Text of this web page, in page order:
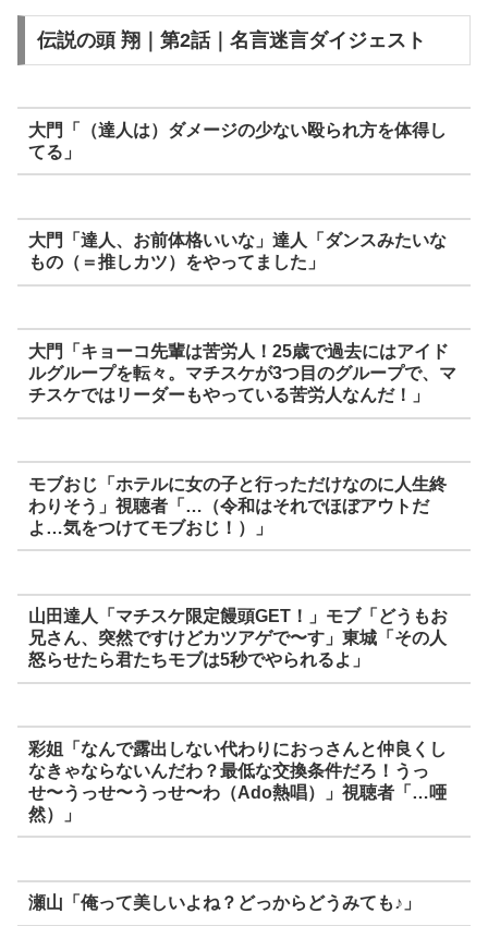
伝説の頭 翔｜第2話｜名言迷言ダイジェスト
大門「（達人は）ダメージの少ない殴られ方を体得し
てる」
大門「達人、お前体格いいな」 達人「ダンスみたいな
もの（＝推しカツ）をやってました」
大門「キョーコ先輩は苦労人！25歳で過去にはアイド
ルグループを転々。マチスケが3つ目のグループで、マ
チスケではリーダーもやっている苦労人なんだ！」
モブおじ「ホテルに女の子と行っただけなのに人生終
わりそう」 視聴者「…（令和はそれでほぼアウトだ
よ…気をつけてモブおじ！）」
山田達人「マチスケ限定饅頭GET！」モブ「どうもお
兄さん、突然ですけどカツアゲで〜す」東城「その人
怒らせたら君たちモブは5秒でやられるよ」
彩姐「なんで露出しない代わりにおっさんと仲良くし
なきゃならないんだわ？最低な交換条件だろ！うっ
せ〜うっせ〜うっせ〜わ（Ado熱唱）」 視聴者「…唖
然）」
瀬山「俺って美しいよね？どっからどうみても♪」